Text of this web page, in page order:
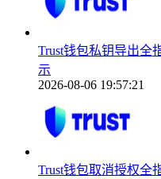
Trust钱包私钥导出全
示
2026-08-06 19:57:21
Trust钱包取消授权全